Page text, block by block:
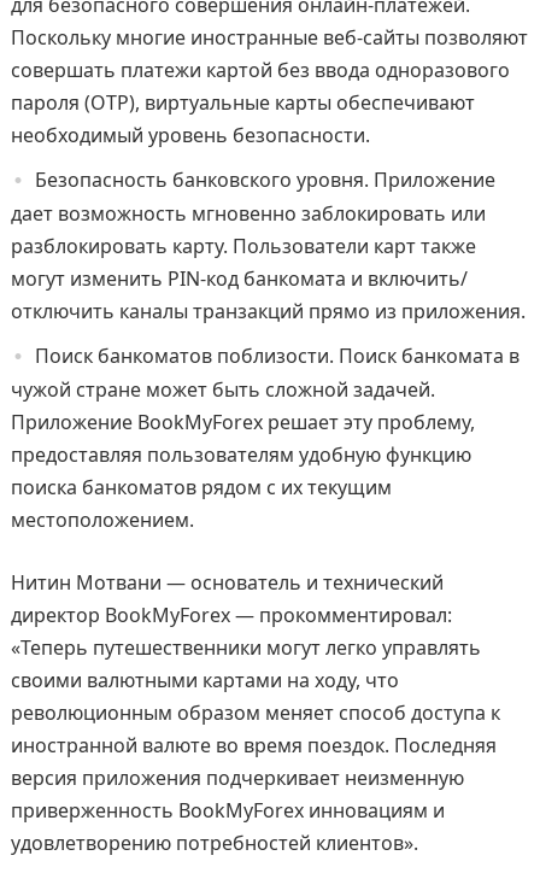
Поскольку многие иностранные веб-сайты позволяют
совершать платежи картой без ввода одноразового
пароля (OTP), виртуальные карты обеспечивают
необходимый уровень безопасности.
Безопасность банковского уровня. Приложение
дает возможность мгновенно заблокировать или
разблокировать карту. Пользователи карт также
могут изменить PIN-код банкомата и включить/
отключить каналы транзакций прямо из приложения.
Поиск банкоматов поблизости. Поиск банкомата в
чужой стране может быть сложной задачей.
Приложение BookMyForex решает эту проблему,
предоставляя пользователям удобную функцию
поиска банкоматов рядом с их текущим
местоположением.
Нитин Мотвани — основатель и технический
директор BookMyForex — прокомментировал:
«Теперь путешественники могут легко управлять
своими валютными картами на ходу, что
революционным образом меняет способ доступа к
иностранной валюте во время поездок. Последняя
версия приложения подчеркивает неизменную
приверженность BookMyForex инновациям и
удовлетворению потребностей клиентов».